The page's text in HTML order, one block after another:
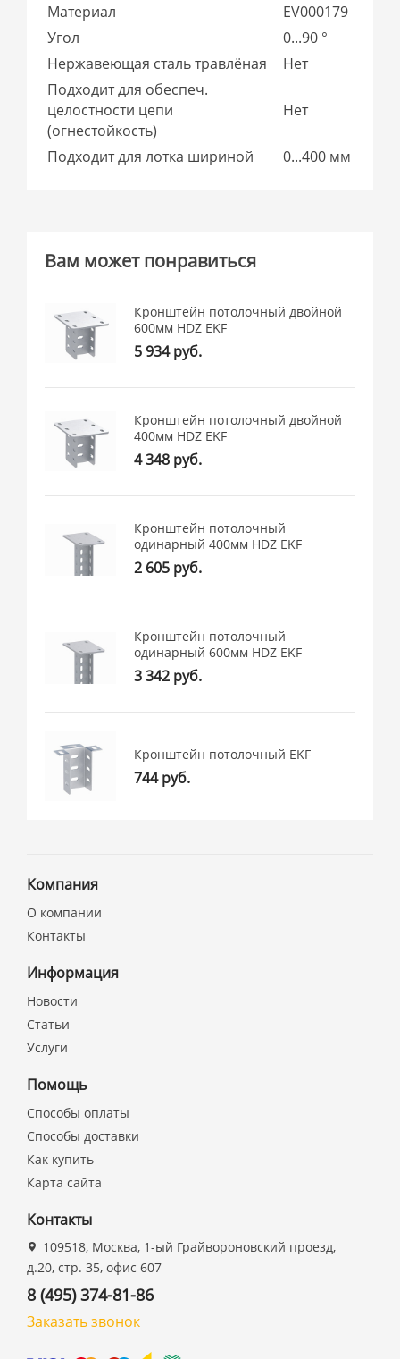
Материал
EV000179
Угол
0...90 °
Нержавеющая сталь травлёная
Нет
Подходит для обеспеч.
целостности цепи
(огнестойкость)
Нет
Подходит для лотка шириной 0...400 мм
Вам может понравиться
Кронштейн потолочный двойной
600мм HDZ EKF
5 934 руб.
Кронштейн потолочный двойной
400мм HDZ EKF
4 348 руб.
Кронштейн потолочный
одинарный 400мм HDZ EKF
2 605 руб.
Кронштейн потолочный
одинарный 600мм HDZ EKF
3 342 руб.
Кронштейн потолочный EKF
744 руб.
Компания
О компании
Контакты
Информация
Новости
Статьи
Услуги
Помощь
Способы оплаты
Способы доставки
Как купить
Карта сайта
Контакты
109518, Москва, 1-ый Грайвороновский проезд,
д.20, стр. 35, офис 607
8 (495) 374-81-86
Заказать звонок